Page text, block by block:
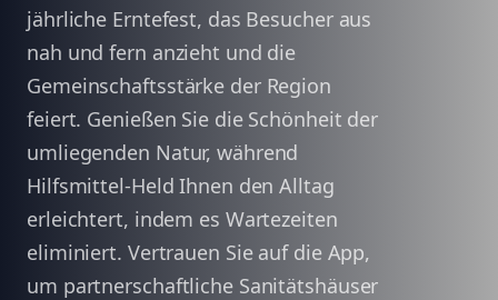
jährliche Erntefest, das Besucher aus
nah und fern anzieht und die
Gemeinschaftsstärke der Region
feiert. Genießen Sie die Schönheit der
umliegenden Natur, während
Hilfsmittel-Held Ihnen den Alltag
erleichtert, indem es Wartezeiten
eliminiert. Vertrauen Sie auf die App,
um partnerschaftliche Sanitätshäuser